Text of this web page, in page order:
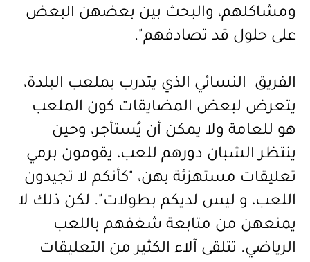
ومشاكلهم، والبحث بين بعضهن البعض
على حلول قد تصادفهم".
الفريق النسائي الذي يتدرب بملعب البلدة،
يتعرض لبعض المضايقات كون الملعب
هو للعامة ولا يمكن أن يُستأجر، وحين
ينتظر الشبان دورهم للعب، يقومون برمي
تعليقات مستهزئة بهن، "كأنكم لا تجيدون
اللعب، و ليس لديكم بطولات". لكن ذلك لا
يمنعهن من متابعة شغفهم باللعب
الرياضي. تتلقى آلاء الكثير من التعليقات